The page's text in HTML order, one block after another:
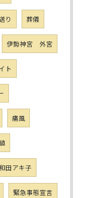
り 葬儀
伊勢神宮 外宮
ト
痛風
和田アキ子
緊急事態宣言